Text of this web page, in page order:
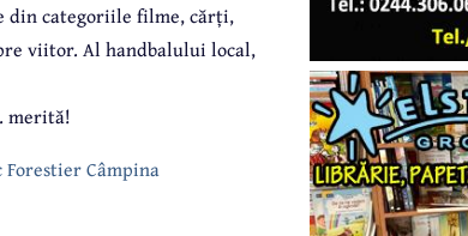
din categoriile filme, cărți,
viitor. Al handbalului local,
merită!
Câmpina